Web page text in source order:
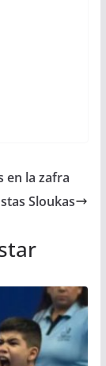
en la zafra
Sloukas